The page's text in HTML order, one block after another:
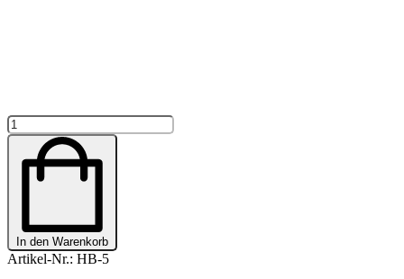
BEANIE
GLITZER
"PFERDE
SILHOUETTEN"
PERSONALISIERT
In den Warenkorb
Artikel-Nr.: HB-5